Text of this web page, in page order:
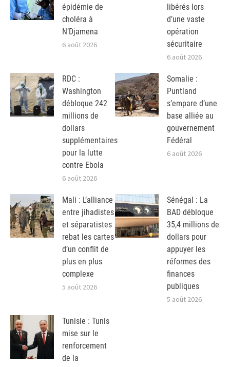
épidémie de
choléra à
N’Djamena
6 août 2026
libérés lors
d’une vaste
opération
sécuritaire
6 août 2026
RDC :
Washington
débloque 242
millions de
dollars
supplémentaires
pour la lutte
contre Ebola
6 août 2026
Somalie :
Puntland
s’empare d’une
base alliée au
gouvernement
Fédéral
6 août 2026
Mali : L’alliance
entre jihadistes
et séparatistes
rebat les cartes
d’un conflit de
plus en plus
complexe
5 août 2026
Sénégal : La
BAD débloque
35,4 millions de
dollars pour
appuyer les
réformes des
finances
publiques
5 août 2026
Tunisie : Tunis
mise sur le
renforcement
de la